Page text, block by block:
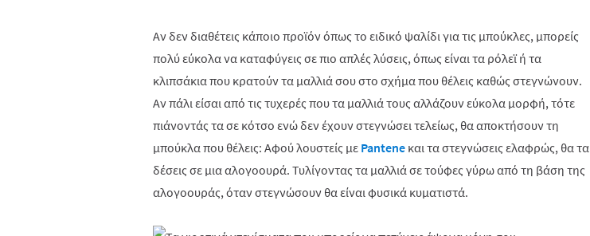
Αν δεν διαθέτεις κάποιο προϊόν όπως το ειδικό ψαλίδι για τις μπούκλες, μπορείς
πολύ εύκολα να καταφύγεις σε πιο απλές λύσεις, όπως είναι τα ρόλεϊ ή τα
κλιπσάκια που κρατούν τα μαλλιά σου στο σχήμα που θέλεις καθώς στεγνώνουν.
Αν πάλι είσαι από τις τυχερές που τα μαλλιά τους αλλάζουν εύκολα μορφή, τότε
πιάνοντάς τα σε κότσο ενώ δεν έχουν στεγνώσει τελείως, θα αποκτήσουν τη
μπούκλα που θέλεις: Αφού λουστείς με Pantene και τα στεγνώσεις ελαφρώς, θα τα
δέσεις σε μια αλογοουρά. Τυλίγοντας τα μαλλιά σε τούφες γύρω από τη βάση της
αλογοουράς, όταν στεγνώσουν θα είναι φυσικά κυματιστά.